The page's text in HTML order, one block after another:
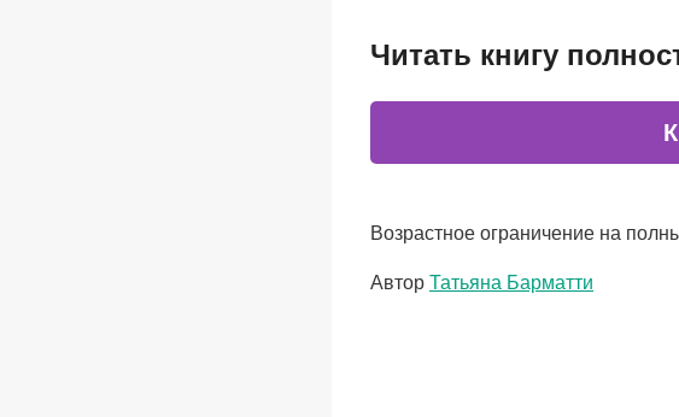
Читать книгу
Возрастное ограничение на
Метки
Автор Татьяна Барматти